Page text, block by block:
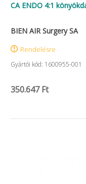
CA ENDO 4:1
BIEN AIR Surgery SA
Rendelésre
Gyártói kód: 1600955-001
350.647 Ft